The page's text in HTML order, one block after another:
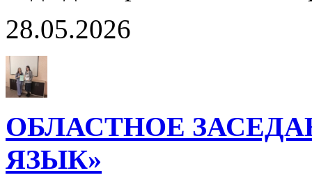
28.05.2026
ОБЛАСТНОЕ
ЯЗЫК»